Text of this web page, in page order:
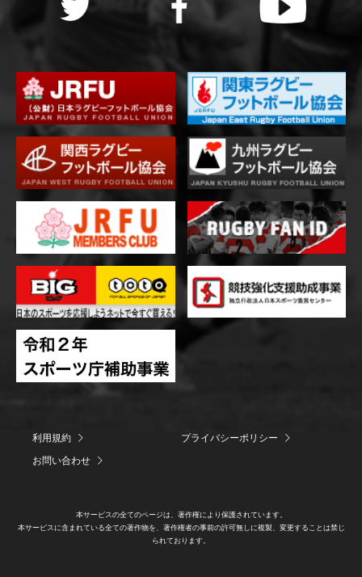
利用規約
プライバシーポリシー
お問い合わせ
本サービスの全てのページは、著作権により保護されています。
本サービスに含まれている全ての著作物を、著作権者の事前の許可無しに複製、変更することは禁じ
られております。